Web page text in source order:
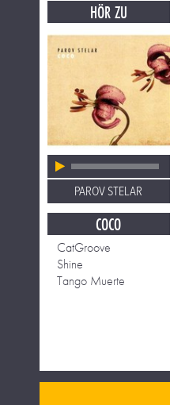
HÖR ZU
PAROV STELAR
COCO
CatGroove
Shine
Tango Muerte